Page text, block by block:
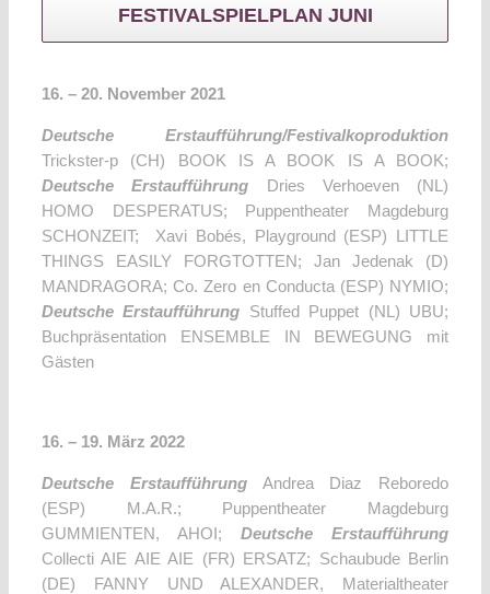
FESTIVALSPIELPLAN JUNI
16. – 20. November 2021
Deutsche Erstaufführung/Festivalkoproduktion
Trickster-p (CH) BOOK IS A BOOK IS A BOOK;
Deutsche Erstaufführung Dries Verhoeven (NL)
HOMO DESPERATUS; Puppentheater Magdeburg
SCHONZEIT;
Xavi Bobés, Playground (ESP) LITTLE
THINGS EASILY FORGTOTTEN; Jan Jedenak (D)
MANDRAGORA; Co. Zero en Conducta (ESP) NYMIO;
Deutsche Erstaufführung Stuffed Puppet (NL) UBU;
Buchpräsentation ENSEMBLE IN BEWEGUNG mit
Gästen
16. – 19. März 2022
Deutsche ErstaufführungAndrea Diaz Reboredo
(ESP) M.A.R.; Puppentheater Magdeburg
GUMMIENTEN, AHOI; Deutsche Erstaufführung
Collecti AIE AIE AIE (FR) ERSATZ; Schaubude Berlin
(DE) FANNY UND ALEXANDER, Materialtheater